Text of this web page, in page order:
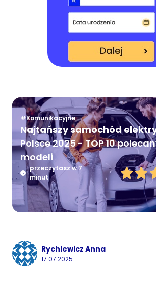
#Komunikacyjne
Najtańszy samochód
Polsce 2025 - TOP 10
modeli
przeczytasz w 7
minut
Rychlewicz Anna
17.07.2025